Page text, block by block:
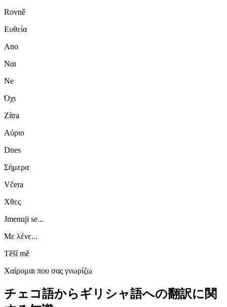
Rovně
Ευθεία
Ano
Ναι
Ne
Όχι
Zítra
Αύριο
Dnes
Σήμερα
Včera
Χθες
Jmenuji se...
Με λένε...
Těší mě
Χαίρομαι που σας γνωρίζω
チェコ語からギリシャ語への翻訳に関